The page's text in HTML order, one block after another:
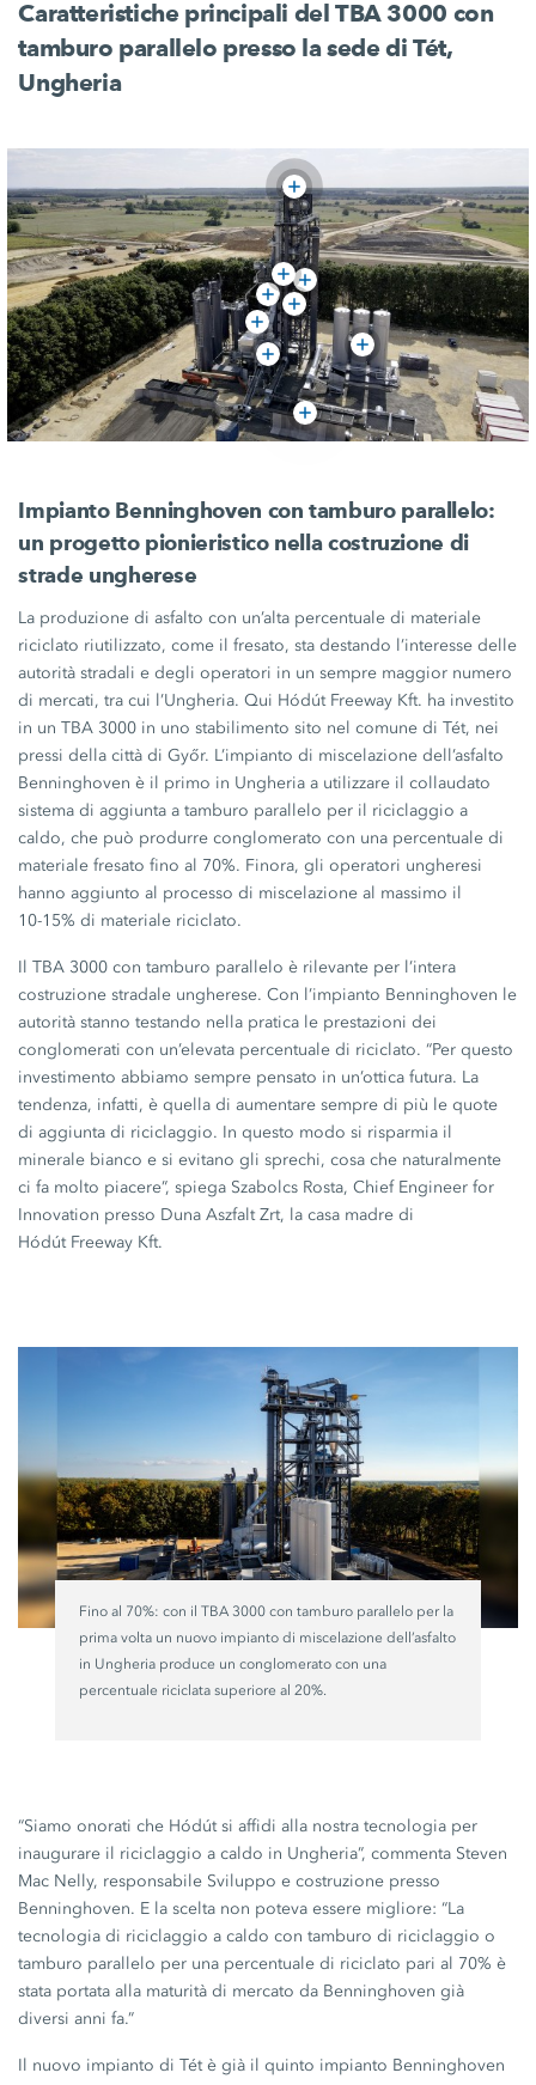
Caratteristiche principali delTBA 3000 con
tamburo parallelo presso la sede di Tét,
Ungheria
Impianto Benninghoven con tamburo parallelo:
un progetto pionieristico nella costruzione di
strade ungherese
La produzione di asfalto con un’alta percentuale di materiale
riciclato riutilizzato, come il fresato, sta destando l’interesse delle
autorità stradali e degli operatori in un sempre maggior numero
di mercati, tra cui l’Ungheria. Qui Hódút Freeway Kft. ha investito
in unTBA 3000 in uno stabilimento sito nel comune di Tét, nei
pressi della città di Győr. L’impianto di miscelazione dell’asfalto
Benninghoven è il primo in Ungheria a utilizzare il collaudato
sistema di aggiunta a tamburo parallelo per il riciclaggio a
caldo, che può produrre conglomerato con una percentuale di
materiale fresato fino al 70%. Finora, gli operatori ungheresi
hanno aggiunto al processo di miscelazione al massimo il
10-15% di materiale riciclato.
Il TBA 3000 con tamburo parallelo è rilevante per l’intera
costruzione stradale ungherese. Con l’impianto Benninghoven le
autorità stanno testando nella pratica le prestazioni dei
conglomerati con un’elevata percentuale di riciclato. “Per questo
investimento abbiamo sempre pensato in un’ottica futura. La
tendenza, infatti, è quella di aumentare sempre di più le quote
di aggiunta di riciclaggio. In questo modo si risparmia il
minerale bianco e si evitano gli sprechi, cosa che naturalmente
ci fa molto piacere”, spiega Szabolcs Rosta, Chief Engineer for
Innovation presso Duna Aszfalt Zrt, la casa madre di
Hódút Freeway Kft.
Fino al 70%: con il TBA 3000con tamburo parallelo per la
prima volta un nuovo impianto di miscelazione dell’asfalto
in Ungheria produce un conglomerato con una
percentuale riciclata superiore al 20%.
“Siamo onorati che Hódút si affidi alla nostra tecnologia per
inaugurare il riciclaggio a caldo in Ungheria”, commenta Steven
Mac Nelly, responsabile Sviluppo e costruzione presso
Benninghoven. E la scelta non poteva essere migliore: “La
tecnologia di riciclaggio a caldo con tamburo di riciclaggio o
tamburo parallelo per una percentuale di riciclato pari al 70% è
stata portata alla maturità di mercato da Benninghoven già
diversi anni fa.”
Il nuovo impianto di Tét è già il quinto impianto Benninghoven